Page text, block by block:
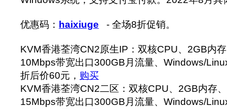
优惠码： haixiuge - 全场8折促销。
KVM香港荃湾CN2原生IP：双核CPU、2GB内
10Mbps带宽出口300GB月流量、Windows/
折后价60元， 购买
KVM香港荃湾CN2二区：双核CPU、2GB内存
15Mbps带宽出口300GB月流量、Windows/